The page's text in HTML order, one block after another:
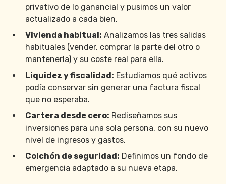
privativo de lo ganancial y pusimos un valor
actualizado a cada bien.
Vivienda habitual: Analizamos las tres salidas
habituales (vender, comprar la parte del otro o
mantenerla) y su coste real para ella.
Liquidez y fiscalidad: Estudiamos qué activos
podía conservar sin generar una factura fiscal
que no esperaba.
Cartera desde cero: Rediseñamos sus
inversiones para una sola persona, con su nuevo
nivel de ingresos y gastos.
Colchón de seguridad: Definimos un fondo de
emergencia adaptado a su nueva etapa.